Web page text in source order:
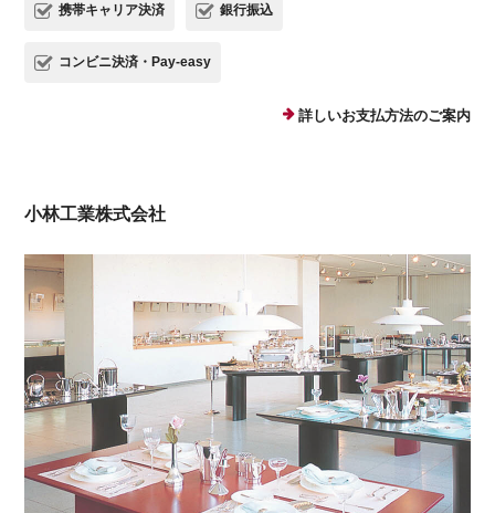
携帯キャリア決済 銀行振込
コンビニ決済・Pay-easy
詳しいお支払方法のご案内
小林工業株式会社